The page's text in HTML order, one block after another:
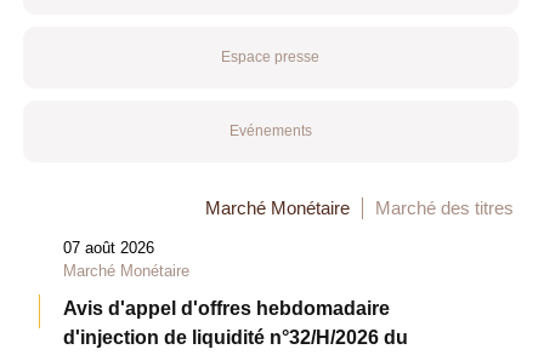
Espace presse
Evénements
Marché Monétaire Marché des titres
07 août 2026
Marché Monétaire
Avis d'appel d'offres hebdomadaire
d'injection de liquidité n°32/H/2026 du